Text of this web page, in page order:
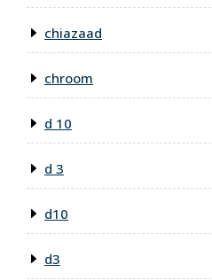
chiazaad
chroom
d 10
d 3
d10
d3